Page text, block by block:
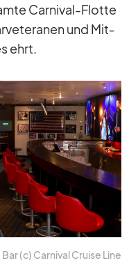
Car­ni­val-Flotte
und Mit­
ehrt.
(c) Car­ni­val Cruise Line